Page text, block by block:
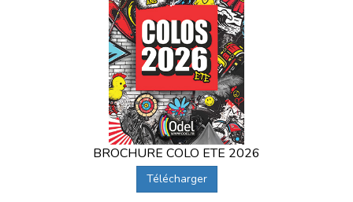
BROCHURE COLO ETE 2026
Télécharger